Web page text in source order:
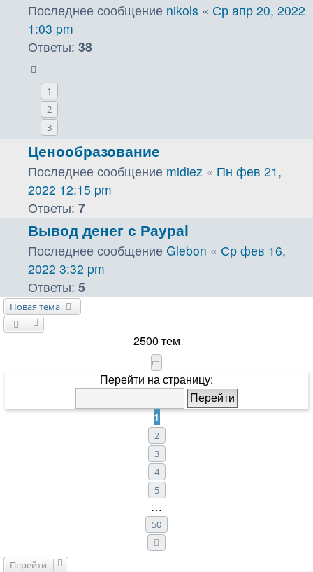
Последнее сообщение nikols « Ср апр 20, 2022
1:03 pm
Ответы: 38
1
2
3
Ценообразование
Последнее сообщение midiez « Пн фев 21,
2022 12:15 pm
Ответы: 7
Вывод денег с Paypal
Последнее сообщение Glebon « Ср фев 16,
2022 3:32 pm
Ответы: 5
Новая тема
2500 тем
Страница
Перейти на страницу:
1
2
3
4
5
…
50
Перейти